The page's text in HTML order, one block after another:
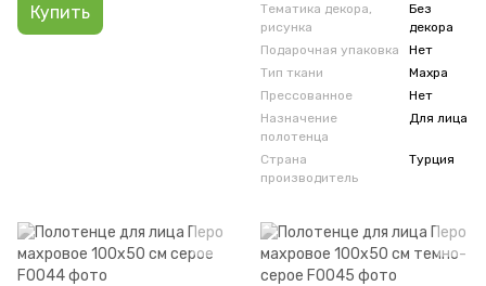
Купить
Тематика декора,
рисунка
Без
декора
Подарочная упаковка
Нет
Тип ткани
Махра
Прессованное
Нет
Назначение
полотенца
Для лица
Страна
производитель
Турция